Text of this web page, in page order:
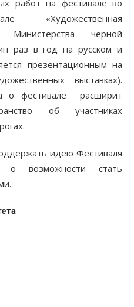
работ на фестивале во
«Художественная
Министерства черной
раз в год на русском и
презентационным на
выставках).
о фестивале расширит
об участниках
идею Фестиваля
о возможности стать